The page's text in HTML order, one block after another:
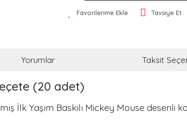
Favorilerime Ekle Tavsiye Et
Yorumlar Taksit
(20 adet)
İlk Yaşım Baskılı Mickey Mouse desenli